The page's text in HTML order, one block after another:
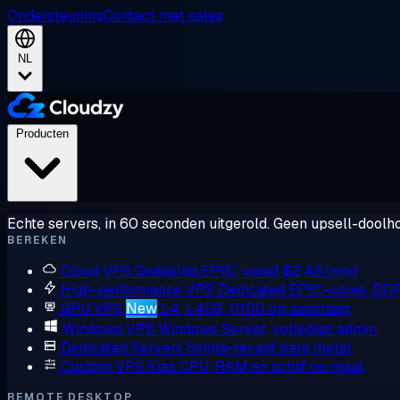
OndersteuningContact met sales
NL
Echte servers, in 60 seconden uitgerold. Geen upsell-
BEREKEN
Cloud VPS Gedeelde EPYC, vanaf $2,48/mnd
High-performance VPS Dedicated EPYC-cores,
GPU VPS New L4, L40S, H100 op aanvraag
Windows VPS Windows Server, volledige admin
Dedicated Servers Single-tenant bare metal
Custom VPS Kies CPU, RAM en schijf op maat